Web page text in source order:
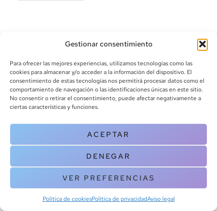
Gestionar consentimiento
Para ofrecer las mejores experiencias, utilizamos tecnologías como las
cookies para almacenar y/o acceder a la información del dispositivo. El
consentimiento de estas tecnologías nos permitirá procesar datos como el
comportamiento de navegación o las identificaciones únicas en este sitio.
No consentir o retirar el consentimiento, puede afectar negativamente a
ciertas características y funciones.
ACEPTAR
DENEGAR
VER PREFERENCIAS
Política de cookiesPolítica de privacidadAviso legal
info@canoalibros.com
pedidos@canoalibros.com
+34 934 242 391
CONTACTO
Copyright © 2025 Canoa Libros. All Rights Reserved |
cookies
| Aviso legal